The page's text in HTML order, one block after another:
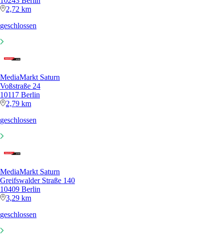
2,72 km
geschlossen
MediaMarkt Saturn
Voßstraße 24
10117 Berlin
2,79 km
geschlossen
MediaMarkt Saturn
Greifswalder Straße 140
10409 Berlin
3,29 km
geschlossen